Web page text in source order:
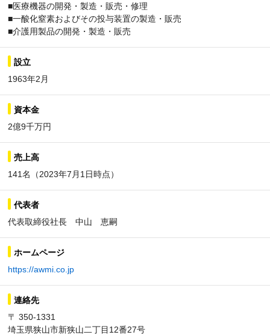
■医療機器の開発・製造・販売・修理
■一酸化窒素およびその投与装置の製造・販売
■介護用製品の開発・製造・販売
設立
1963年2月
資本金
2億9千万円
売上高
141名（2023年7月1日時点）
代表者
代表取締役社長 中山 恵嗣
ホームページ
https://awmi.co.jp
連絡先
〒 350-1331
埼玉県狭山市新狭山二丁目12番27号